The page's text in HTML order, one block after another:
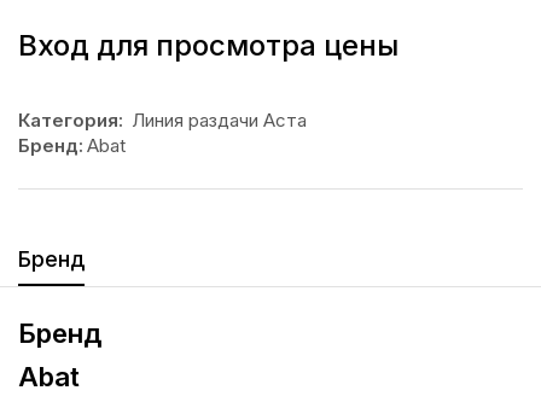
Вход для просмотра цены
Категория: Линия раздачи Аста
Бренд: Abat
Бренд
Бренд
Abat